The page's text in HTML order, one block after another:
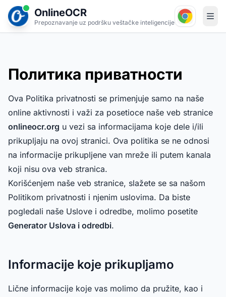
OnlineOCR
Prepoznavanje uz podršku veštačke inteligencije
Политика приватности
Ova Politika privatnosti se primenjuje samo na naše
online aktivnosti i važi za posetioce naše veb stranice
onlineocr.org u vezi sa informacijama koje dele i/ili
prikupljaju na ovoj stranici. Ova politika se ne odnosi
na informacije prikupljene van mreže ili putem kanala
koji nisu ova veb stranica.
Korišćenjem naše veb stranice, slažete se sa našom
Politikom privatnosti i njenim uslovima. Da biste
pogledali naše Uslove i odredbe, molimo posetite
Generator Uslova i odredbi.
Informacije koje prikupljamo
Lične informacije koje vas molimo da pružite, kao i